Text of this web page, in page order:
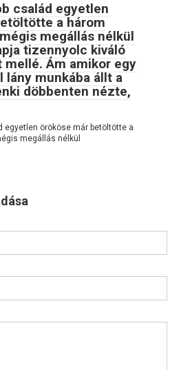
család egyetlen
a három
megállás nélkül
tizennyolc kiváló
Ám amikor egy
lány munkába állt a
döbbenten nézte,
egyetlen örököse már betöltötte a
megállás nélkül